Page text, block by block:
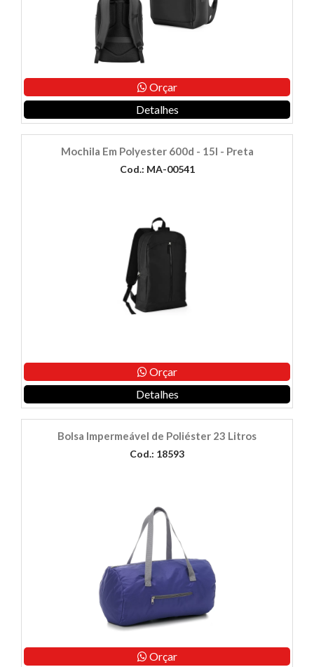
Orçar
Detalhes
Mochila Em Polyester 600d - 15l - Preta
Cod.: MA-00541
Orçar
Detalhes
Bolsa Impermeável de Poliéster 23 Litros
Cod.: 18593
Orçar